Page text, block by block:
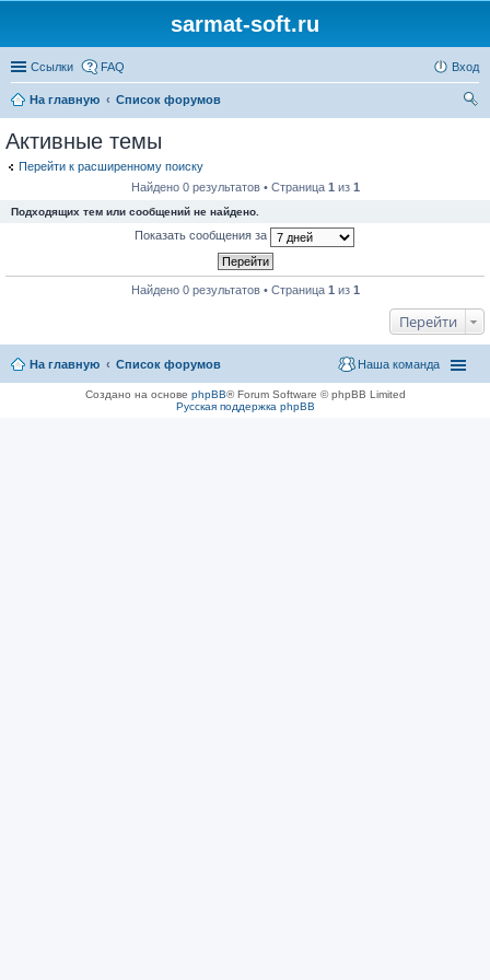
sarmat-soft.ru
Ссылки FAQ Вход
На главную
Список форумов
Активные темы
Перейти к расширенному поиску
Найдено 0 результатов • Страница 1 из 1
Подходящих тем или сообщений не найдено.
Показать сообщения за
Найдено 0 результатов • Страница 1 из 1
Перейти
На главную Список форумов Наша команда
Создано на основе phpBB® Forum Software © phpBB Limited
Русская поддержка phpBB